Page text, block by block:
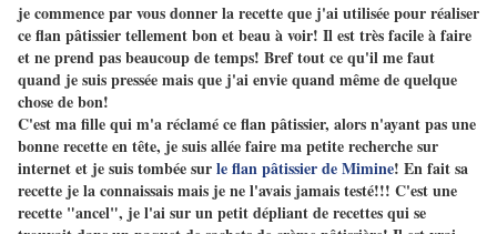
je commence par vous donner la recette que j'ai utilisée pour réaliser
ce flan pâtissier tellement bon et beau à voir! Il est très facile à faire
et ne prend pas beaucoup de temps! Bref tout ce qu'il me faut
quand je suis pressée mais que j'ai envie quand même de quelque
chose de bon!
C'est ma fille qui m'a réclamé ce flan pâtissier, alors n'ayant pas une
bonne recette en tête, je suis allée faire ma petite recherche sur
internet et je suis tombée surle flan pâtissier de Mimine! En fait sa
recette je la connaissais mais je ne l'avais jamais testé!!! C'est une
recette "ancel", je l'ai sur un petit dépliant de recettes qui se